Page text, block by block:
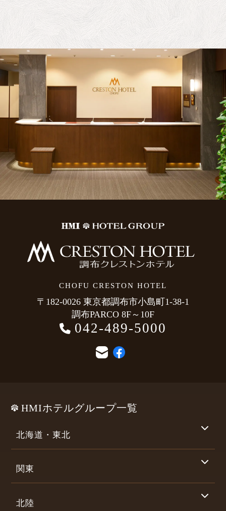
CHOFU CRESTON HOTEL
〒182-0026 東京都調布市小島町1-38-1
調布PARCO 8F～10F
042-489-5000
HMIホテルグループ一覧
北海道・東北
関東
北陸